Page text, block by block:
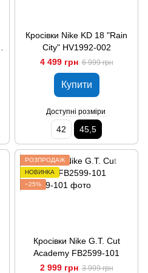
Кросівки Nike KD 18 "Rain
City" HV1992-002
4 499 грн 6 999 грн
Купити
Доступні розміри
42 45,5
РОЗПРОДАЖ
НОВИНКА
−25%
Кросівки Nike G.T. Cut
Academy FB2599-101
2 999 грн 3 999 грн